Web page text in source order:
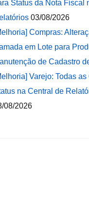
Status da Nota Fiscal
03/08/2026
Compras:
em Lote para
de Cadastro
Varejo: Todas
na Central de
08/2026